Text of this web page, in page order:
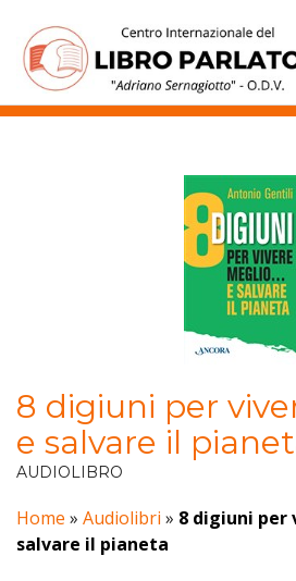
contenuto
8 digiuni per
e salvare il
AUDIOLIBRO
Home » Audiolibri » 8 digiuni per
salvare il pianeta